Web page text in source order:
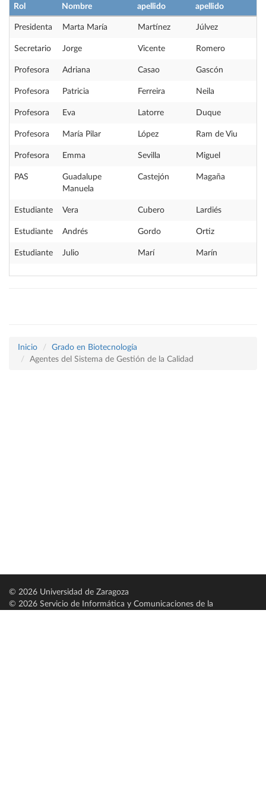
Rol Nombre
apellido
apellido
Presidenta Marta María Martínez Júlvez
Secretario Jorge Vicente Romero
Profesora Adriana Casao Gascón
Profesora Patricia Ferreira Neila
Profesora Eva Latorre Duque
Profesora María Pilar López Ram de Viu
Profesora Emma Sevilla Miguel
PAS
Guadalupe
Manuela
Castejón Magaña
Estudiante Vera Cubero Lardiés
Estudiante Andrés Gordo Ortiz
Estudiante Julio Marí Marín
Inicio
Grado en Biotecnología
Agentes del Sistema de Gestión de la Calidad
© 2026 Universidad de Zaragoza
© 2026 Servicio de Informática y Comunicaciones de la